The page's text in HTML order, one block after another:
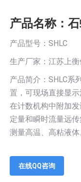
产品名称：
产品型号：SHLC
生产厂家：江苏上
产品简介：SHLC系
置，可现场直接显示
在计数机构中附加发
定量和瞬时流量远
测量高温、高粘液体
在线QQ咨询